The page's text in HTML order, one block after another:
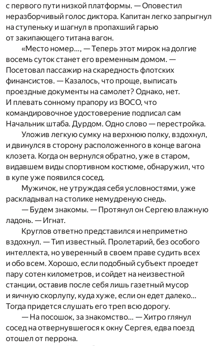
с первого пути низкой платформы. — Оповестил
неразборчивый голос диктора. Капитан легко запрыгнул
на ступеньку и шагнул в пропахший гарью
от закипающего титана вагон.
«Место номер…, — Теперь этот мирок на долгие
восемь суток станет его временным домом. —
Посетовал пассажир на скаредность флотских
финансистов. — Казалось, что проще, выписать
проездные документы на самолет? Однако, нет.
И плевать сонному прапору из ВОСО, что
командировочное удостоверение подписал сам
Начальник штаба. Дурдом. Одно слово — перестройка.
Уложив легкую сумку на верхнюю полку, вздохнул,
и двинулся в сторону расположенного в конце вагона
клозета. Когда он вернулся обратно, уже в старом,
видавшем виды спортивном костюме, обнаружил, что
в купе уже появился сосед.
Мужичок, не утруждая себя условностями, уже
раскладывал на столике немудреную снедь.
— Будем знакомы. — Протянул он Сергею влажную
ладонь. — Игнат.
Круглов ответно представился и неприметно
вздохнул. — Тип известный. Пролетарий, без особого
интеллекта, но уверенный в своем праве судить всех
и обо всем. Хорошо, если подобный субъект проедет
пару сотен километров, и сойдет на неизвестной
станции, оставив после себя лишь газетный мусор
и яичную скорлупу, куда хуже, если он едет далеко…
Тогда придется слушать его треп всю дорогу.
— На посошок, за знакомство… — Хитро глянул
сосед на отвернувшегося к окну Сергея, едва поезд
отошел от перрона.